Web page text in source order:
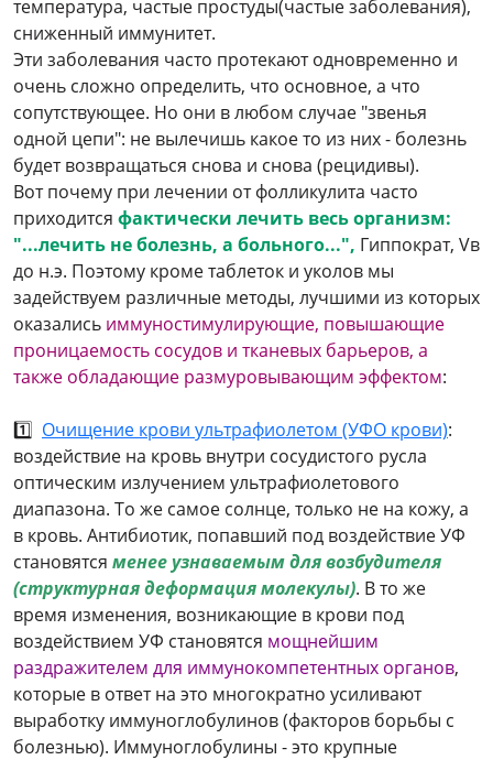
температура, частые простуды(частые заболевания),
сниженный иммунитет.
Эти заболевания часто протекают одновременно и
очень сложно определить, что основное, а что
сопутствующее. Но они в любом случае "звенья
одной цепи": не вылечишь какое то из них - болезнь
будет возвращаться снова и снова (рецидивы).
Вот почему при лечении от фолликулита часто
приходится фактически лечить весь организм:
"...лечить не болезнь, а больного...", Гиппократ, Vв
до н.э. Поэтому кроме таблеток и уколов мы
задействуем различные методы, лучшими из которых
оказались иммуностимулирующие, повышающие
проницаемость сосудов и тканевых барьеров, а
также обладающие размуровывающим эффектом:
1️⃣ Очищение крови ультрафиолетом (УФО крови):
воздействие на кровь внутри сосудистого русла
оптическим излучением ультрафиолетового
диапазона. То же самое солнце, только не на кожу, а
в кровь. Антибиотик, попавший под воздействие УФ
становятся менее узнаваемым для возбудителя
(структурная деформация молекулы). В то же
время изменения, возникающие в крови под
воздействием УФ становятся мощнейшим
раздражителем для иммунокомпетентных органов,
которые в ответ на это многократно усиливают
выработку иммуноглобулинов (факторов борьбы с
болезнью). Иммуноглобулины - это крупные